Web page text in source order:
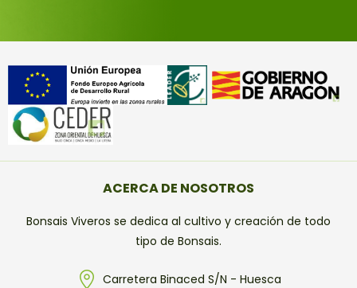
ACERCA DE NOSOTROS
Bonsais Viveros se dedica al cultivo y creación de todo
tipo de Bonsais.
Carretera Binaced S/N - Huesca